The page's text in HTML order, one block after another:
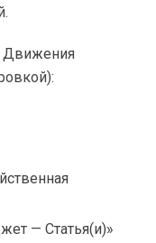
Движения
— Статья(и)»